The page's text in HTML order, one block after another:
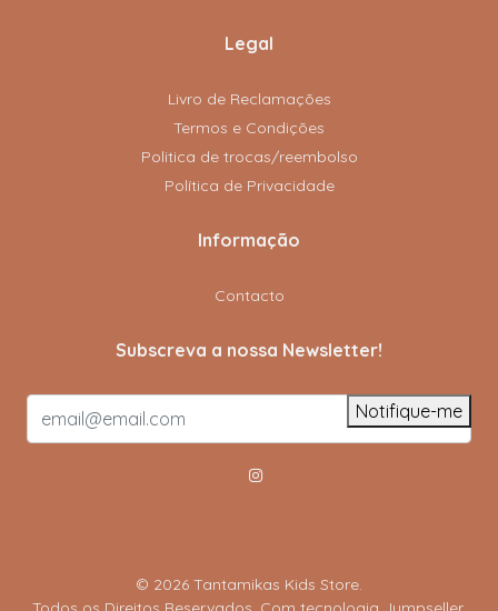
Legal
Livro de Reclamações
Termos e Condições
Politica de trocas/reembolso
Política de Privacidade
Informação
Contacto
Subscreva a nossa Newsletter!
Notifique-me
© 2026 Tantamikas Kids Store.